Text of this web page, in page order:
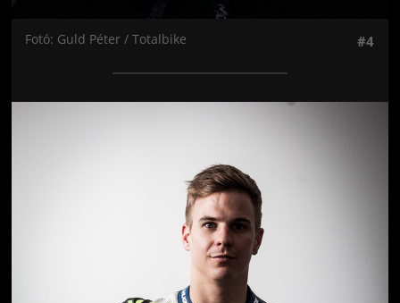
Fotó: Guld Péter / Totalbike #4